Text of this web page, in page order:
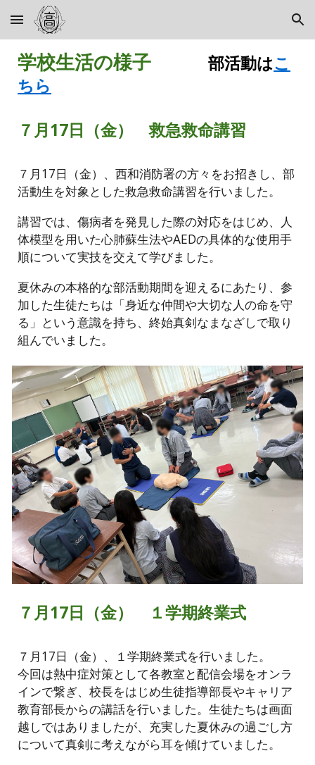
Skip to main content Skip to navigation
学校生活の様子部活動はこ
ちら
７月17日（金） 救急救命講習
７月17日（金）、西和消防署の方々をお招きし、部
活動生を対象とした救急救命講習を行いました。
講習では、傷病者を発見した際の対応をはじめ、人
体模型を用いた心肺蘇生法やAEDの具体的な使用手
順について実技を交えて学びました。
夏休みの本格的な部活動期間を迎えるにあたり、参
加した生徒たちは「身近な仲間や大切な人の命を守
る」という意識を持ち、終始真剣なまなざしで取り
組んでいました。
７月17日（金） １学期終業式
７月17日（金）、１学期終業式を行いました。
今回は熱中症対策として各教室と配信会場をオンラ
インで繋ぎ、校長をはじめ生徒指導部長やキャリア
教育部長からの講話を行いました。生徒たちは画面
越しではありましたが、充実した夏休みの過ごし方
について真剣に考えながら耳を傾けていました。